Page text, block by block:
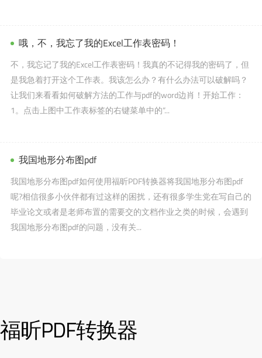
哦，不，我忘了我的Excel工作表密码！
不，我忘记了我的Excel工作表密码！我真的不记得我的密码了，但
是我急着打开这个工作表。我该怎么办？有什么办法可以破解吗？
让我们来看看如何破解方法的工作与pdf的word边肖！开始工作：
1。点击上图中工作表标签的右键菜单中的“...
我国地形分布图pdf
我国地形分布图pdf如何使用福昕PDF转换器将我国地形分布图pdf
呢?相信很多小伙伴都有过这样的困扰，还有很多学生党在写自己的
毕业论文或者是老师布置的需要交的文档作业之类的时候，会遇到
我国地形分布图pdf的问题，没有关...
福昕PDF转换器